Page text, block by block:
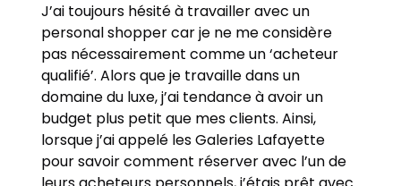
J’ai toujours hésité à travailler avec un
personal shopper car je ne me considère
pas nécessairement comme un ‘acheteur
qualifié’. Alors que je travaille dans un
domaine du luxe, j’ai tendance à avoir un
budget plus petit que mes clients. Ainsi,
lorsque j’ai appelé les Galeries Lafayette
pour savoir comment réserver avec l’un de